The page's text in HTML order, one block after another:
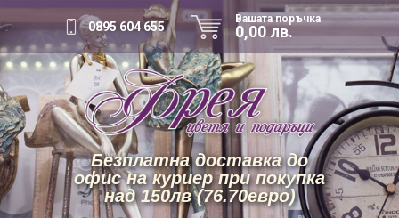
0895 604 655
Вашата поръчка
0,00 лв.
Безплатна доставка до
офис на куриер при покупка
над 150лв (76.70евро)